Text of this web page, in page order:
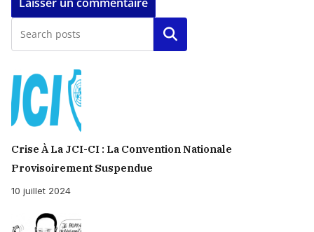
Rechercher
Crise À La JCI-CI : La Convention Nationale
Provisoirement Suspendue
10 juillet 2024